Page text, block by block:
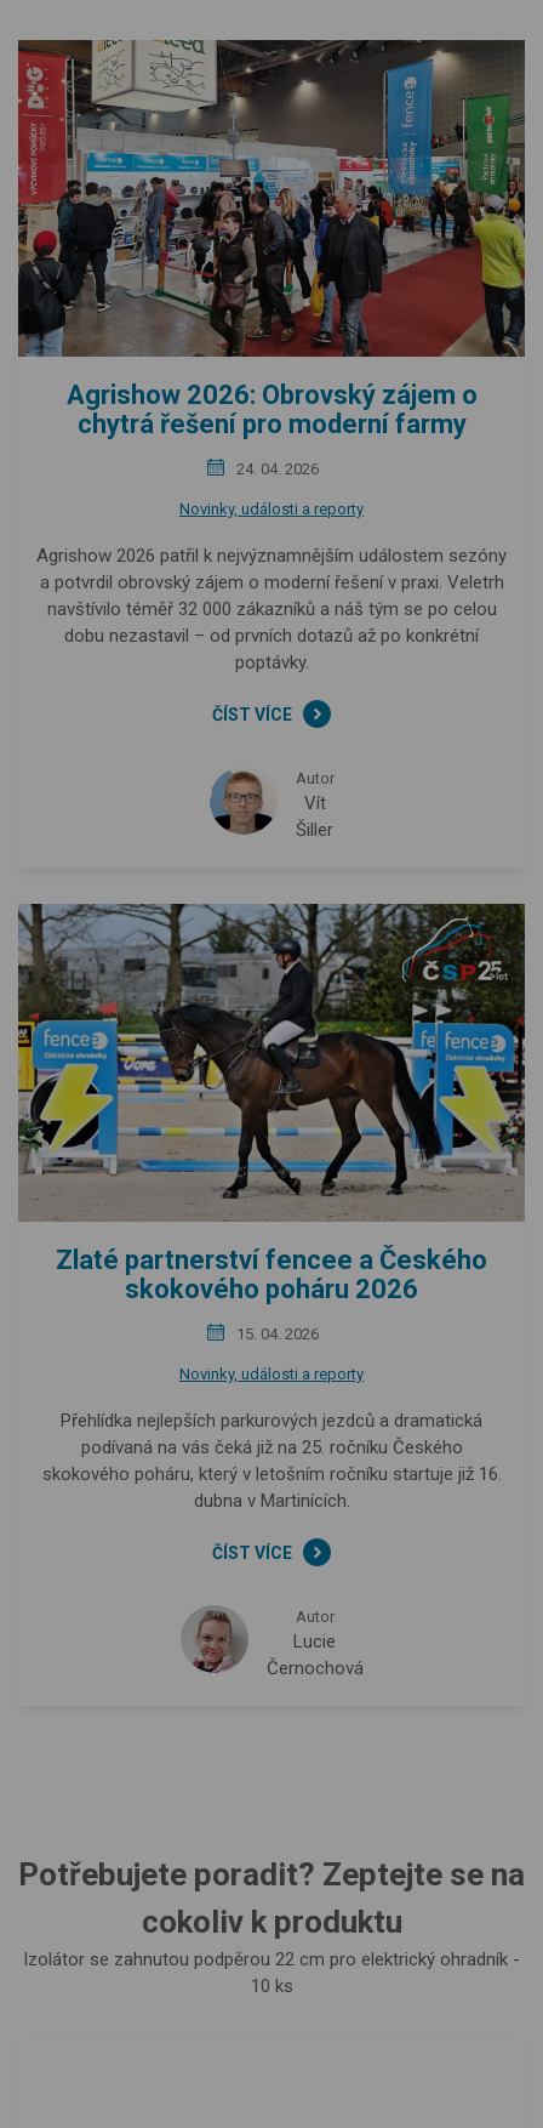
Agrishow 2026: Obrovský zájem o
chytrá řešení pro moderní farmy
24. 04. 2026
Novinky, události a reporty
Agrishow 2026 patřil k nejvýznamnějším událostem sezóny
a potvrdil obrovský zájem o moderní řešení v praxi. Veletrh
navštívilo téměř 32 000 zákazníků a náš tým se po celou
dobu nezastavil – od prvních dotazů až po konkrétní
poptávky.
ČÍST VÍCE
Autor
Vít
Šiller
Zlaté partnerství fencee a Českého
skokového poháru 2026
15. 04. 2026
Novinky, události a reporty
Přehlídka nejlepších parkurových jezdců a dramatická
podívaná na vás čeká již na 25. ročníku Českého
skokového poháru, který v letošním ročníku startuje již 16.
dubna v Martinících.
ČÍST VÍCE
Autor
Lucie
Černochová
Potřebujete poradit? Zeptejte se na
cokoliv k produktu
Izolátor se zahnutou podpěrou 22 cm pro elektrický ohradník -
10 ks